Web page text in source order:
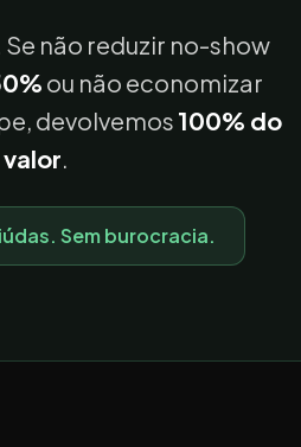
não reduzir no-show
ou não economizar
devolvemos 100% do
valor.
Sem burocracia.